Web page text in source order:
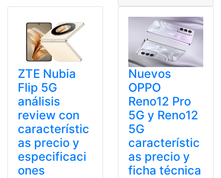
ZTE Nubia
Flip 5G
análisis
review con
característic
as precio y
especificaci
ones
Nuevos
OPPO
Reno12 Pro
5G y Reno12
5G
característic
as precio y
ficha técnica